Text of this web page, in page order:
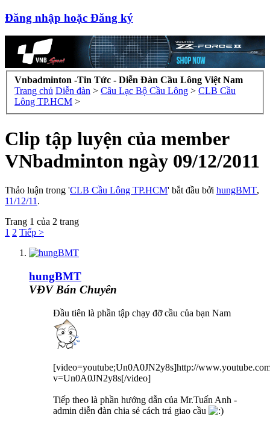
Đăng nhập hoặc Đăng ký
Vnbadminton -Tin Tức - Diễn Đàn Cầu Lông Việt Nam
Trang chủ Diễn đàn > Câu Lạc Bộ Cầu Lông > CLB Cầu
Lông TP.HCM >
Clip tập luyện của member
VNbadminton ngày 09/12/2011
Thảo luận trong 'CLB Cầu Lông TP.HCM' bắt đầu bởi hungBMT,
11/12/11 .
Trang 1 của 2 trang
1 2 Tiếp >
hungBMT
VĐV Bán Chuyên
Đầu tiên là phần tập chạy đỡ cầu của bạn Nam
[video=youtube;Un0A0JN2y8s]http://
v=Un0A0JN2y8s[/video]
Tiếp theo là phần hướng dẫn của Mr.Tuấn Anh -
admin diễn đàn chia sẻ cách trả giao cầu